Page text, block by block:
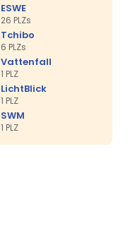
ESWE
26 PLZs
Tchibo
6 PLZs
Vattenfall
1 PLZ
LichtBlick
1 PLZ
SWM
1 PLZ